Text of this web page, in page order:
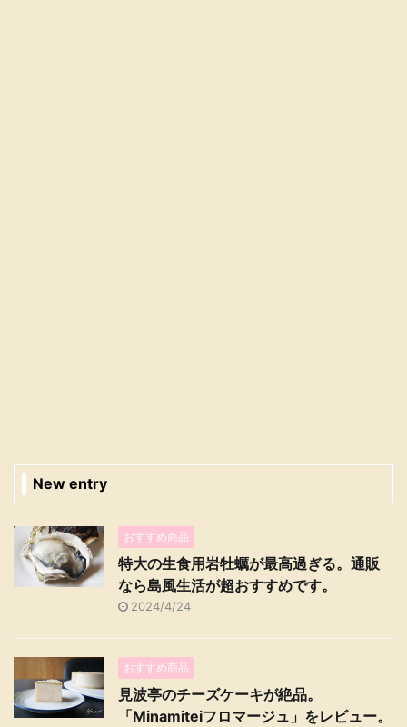
New entry
おすすめ商品
特大の生食用岩牡蠣が最高過ぎる。通販
なら島風生活が超おすすめです。
2024/4/24
おすすめ商品
見波亭のチーズケーキが絶品。
「Minamiteiフロマージュ」をレビュー。